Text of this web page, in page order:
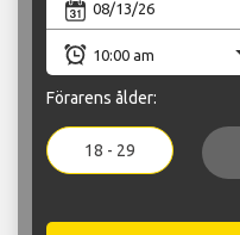
Förarens ålder:
18 - 29